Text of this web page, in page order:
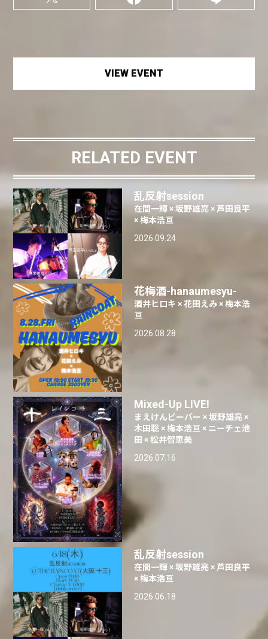
VIEW EVENT
RELATED EVENT
乱反射session
在間一輝 × 坂野雄亮 × 芦田良平
× 梅本浩亘
2026.09.24
花梅酒-hanaumesyu-
酒井ヒロキ × 花田えみ × 梅本浩
亘
2026.08.28
Mixed-Up LIVE!
まえけんビーバー × 坂野雄亮 ×
木田聡 × 梅本浩亘 × ニーチェ池
田 × 松井智恵美
2026.07.16
乱反射session
在間一輝 × 坂野雄亮 × 芦田良平
× 梅本浩亘
2026.06.18